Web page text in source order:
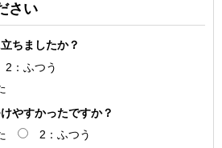
さい
ちましたか？
2：ふつう
やすかったですか？
2：ふつう